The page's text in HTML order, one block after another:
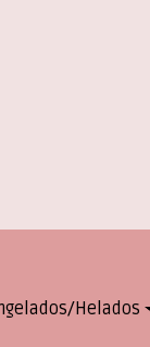
Helados